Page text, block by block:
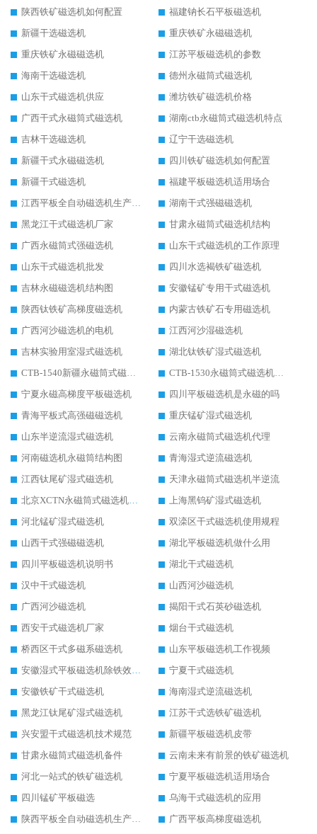
陕西铁矿磁选机如何配置
福建钠长石平板磁选机
新疆干选磁选机
重庆铁矿永磁磁选机
重庆铁矿永磁磁选机
江苏平板磁选机的参数
海南干选磁选机
德州永磁筒式磁选机
山东干式磁选机供应
潍坊铁矿磁选机价格
广西干式永磁筒式磁选机
湖南ctb永磁筒式磁选机特点
吉林干选磁选机
辽宁干选磁选机
新疆干式永磁磁选机
四川铁矿磁选机如何配置
新疆干式磁选机
福建平板磁选机适用场合
江西平板全自动磁选机生产厂家
湖南干式强磁磁选机
黑龙江干式磁选机厂家
甘肃永磁筒式磁选机结构
广西永磁筒式强磁选机
山东干式磁选机的工作原理
山东干式磁选机批发
四川水选褐铁矿磁选机
吉林永磁磁选机结构图
安徽锰矿专用干式磁选机
陕西钛铁矿高梯度磁选机
内蒙古铁矿石专用磁选机
广西河沙磁选机的电机
江西河沙湿磁选机
吉林实验用室湿式磁选机
湖北钛铁矿湿式磁选机
CTB-1540新疆永磁筒式磁选机
CTB-1530永磁筒式磁选机代理商
宁夏永磁高梯度平板磁选机
四川平板磁选机是永磁的吗
青海平板式高强磁磁选机
重庆锰矿湿式磁选机
山东半逆流湿式磁选机
云南永磁筒式磁选机代理
河南磁选机永磁筒结构图
青海湿式逆流磁选机
江西钛尾矿湿式磁选机
天津永磁筒式磁选机半逆流
北京XCTN永磁筒式磁选机磁块位置
上海黑钨矿湿式磁选机
河北锰矿湿式磁选机
双滦区干式磁选机使用规程
山西干式强磁磁选机
湖北平板磁选机做什么用
四川平板磁选机说明书
湖北干式磁选机
汉中干式磁选机
山西河沙磁选机
广西河沙磁选机
揭阳干式石英砂磁选机
西安干式磁选机厂家
烟台干式磁选机
桥西区干式多磁系磁选机
山东平板磁选机工作视频
安徽湿式平板磁选机除铁效果怎么样
宁夏干式磁选机
安徽铁矿干式磁选机
海南湿式逆流磁选机
黑龙江钛尾矿湿式磁选机
江苏干式选铁矿磁选机
兴安盟干式磁选机技术规范
新疆平板磁选机皮带
甘肃永磁筒式磁选机备件
云南未来有前景的铁矿磁选机
河北一站式的铁矿磁选机
宁夏平板磁选机适用场合
四川锰矿平板磁选
乌海干式磁选机的应用
陕西平板全自动磁选机生产厂家
广西平板高梯度磁选机